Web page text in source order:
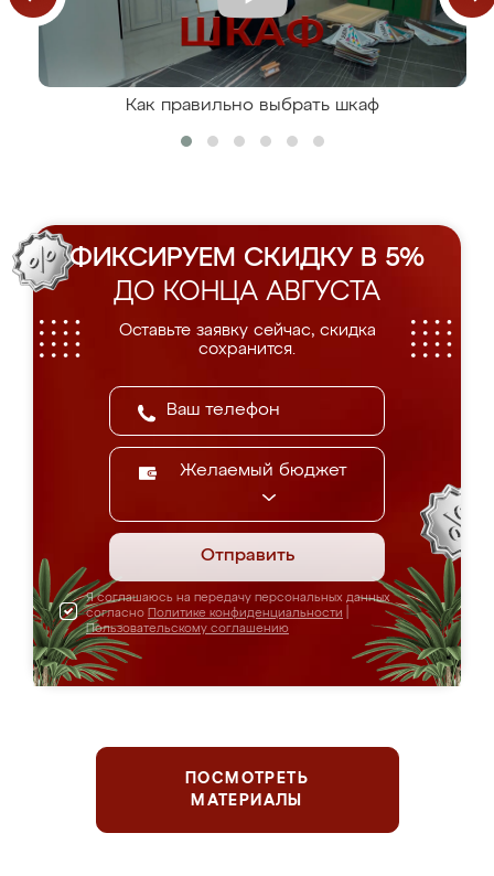
Как правильно выбрать шкаф
ФИКСИРУЕМ СКИДКУ В 5%
ДО КОНЦА АВГУСТА
Оставьте заявку сейчас, скидка
сохранится.
Желаемый бюджет
Отправить
Я соглашаюсь на передачу персональных данных
согласно Политике конфиденциальности
Пользовательскому соглашению
ПОСМОТРЕТЬ
МАТЕРИАЛЫ